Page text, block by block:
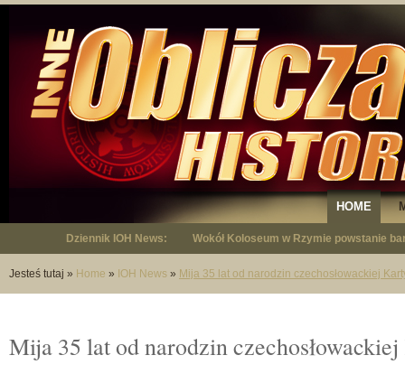
HOME
Dziennik IOH News: "Niepodległy - opowieść o Januszu
Jesteś tutaj » Home » IOH News » Mija 35 lat od narodzin czechosłowackiej
Mija 35 lat od narodzin